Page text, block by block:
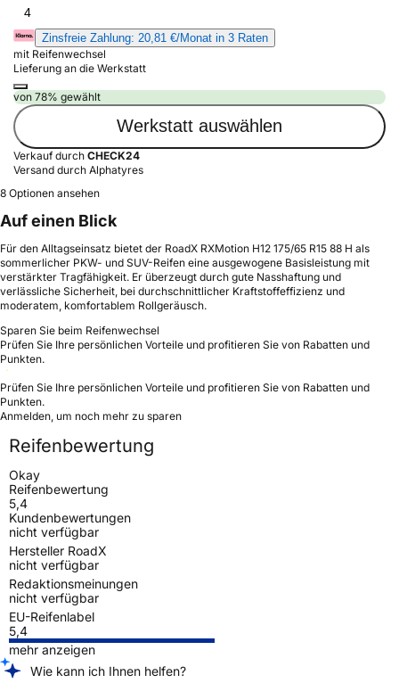
4
Zinsfreie Zahlung: 20,81 €/Monat in 3 Raten
mit Reifenwechsel
Lieferung an die Werkstatt
von 78% gewählt
Werkstatt auswählen
Verkauf durch CHECK24
Versand durch Alphatyres
8 Optionen ansehen
Auf einen Blick
Für den Alltagseinsatz bietet der RoadX RXMotion H12 175/65 R15 88 H als
sommerlicher PKW- und SUV-Reifen eine ausgewogene Basisleistung mit
verstärkter Tragfähigkeit. Er überzeugt durch gute Nasshaftung und
verlässliche Sicherheit, bei durchschnittlicher Kraftstoffeffizienz und
moderatem, komfortablem Rollgeräusch.
Sparen Sie beim Reifenwechsel
Prüfen Sie Ihre persönlichen Vorteile und profitieren Sie von Rabatten und
Punkten.
Prüfen Sie Ihre persönlichen Vorteile und profitieren Sie von Rabatten und
Punkten.
Anmelden, um noch mehr zu sparen
Reifenbewertung
Okay
Reifenbewertung
5,4
Kundenbewertungen
nicht verfügbar
Hersteller RoadX
nicht verfügbar
Redaktionsmeinungen
nicht verfügbar
EU-Reifenlabel
5,4
mehr anzeigen
Wie kann ich Ihnen helfen?